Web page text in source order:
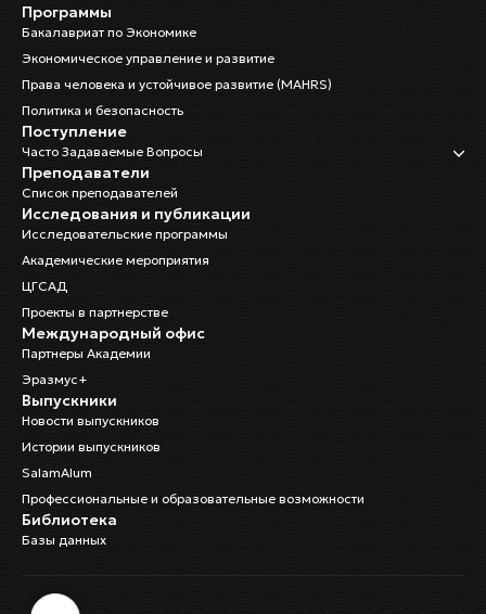
Программы
Бакалавриат по Экономике
Экономическое управление и развитие
Права человека и устойчивое развитие (MAHRS)
Политика и безопасность
Поступление
Часто Задаваемые Вопросы
Преподаватели
Список преподавателей
Исследования и публикации
Исследовательские программы
Академические мероприятия
ЦГСАД
Проекты в партнерстве
Международный офис
Партнеры Академии
Эразмус+
Выпускники
Новости выпускников
Истории выпускников
SalamAlum
Профессиональные и образовательные возможности
Библиотека
Базы данных